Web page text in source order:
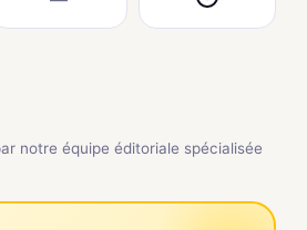
notre équipe éditoriale spécialisée